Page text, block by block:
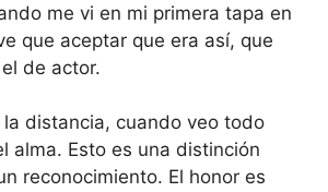
me vi en mi primera tapa en
que aceptar que era así, que
de actor.
la distancia, cuando veo todo
alma. Esto es una distinción
reconocimiento. El honor es